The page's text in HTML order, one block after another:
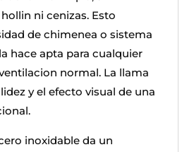
ni cenizas. Esto
de chimenea o sistema
hace apta para cualquier
normal. La llama
y el efecto visual de una
inoxidable da un